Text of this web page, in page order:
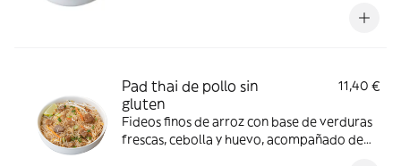
cebolla y huevo, acompañado de ternera,
cacahuetes. *Cacahuetes, Contiene gluten,
Huevos, Soja
Pad thai de pollo sin
gluten
11,40 €
Fideos finos de arroz con base de verduras
frescas, cebolla y huevo, acompañado de